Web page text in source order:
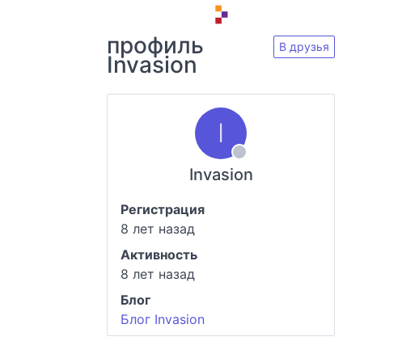
профиль
Invasion
В друзья
Invasion
Регистрация
8 лет назад
Активность
8 лет назад
Блог
Блог Invasion